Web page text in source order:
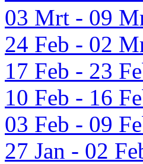
03 Mrt - 09
24 Feb - 02
17 Feb - 23
10 Feb - 16
03 Feb - 09
27 Jan - 02